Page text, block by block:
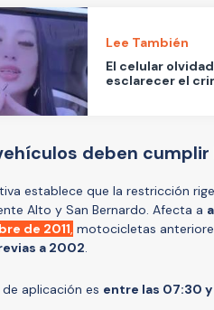
Lee También
El celular
esclarecer el
deben cumplir
establece que la restricción
Alto y San Bernardo. Afecta a
de 2011, motocicletas
a 2002.
aplicación es entre las 07:30 y